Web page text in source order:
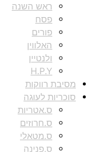
ראש השנה
פסח
פורים
האלווין
ולנטיין
H.P.Y
מסיבת רווקות
סוכריות לעוגה
ס.אטריות
ס.חרוזים
ס.מטאלי
ס.פנינה